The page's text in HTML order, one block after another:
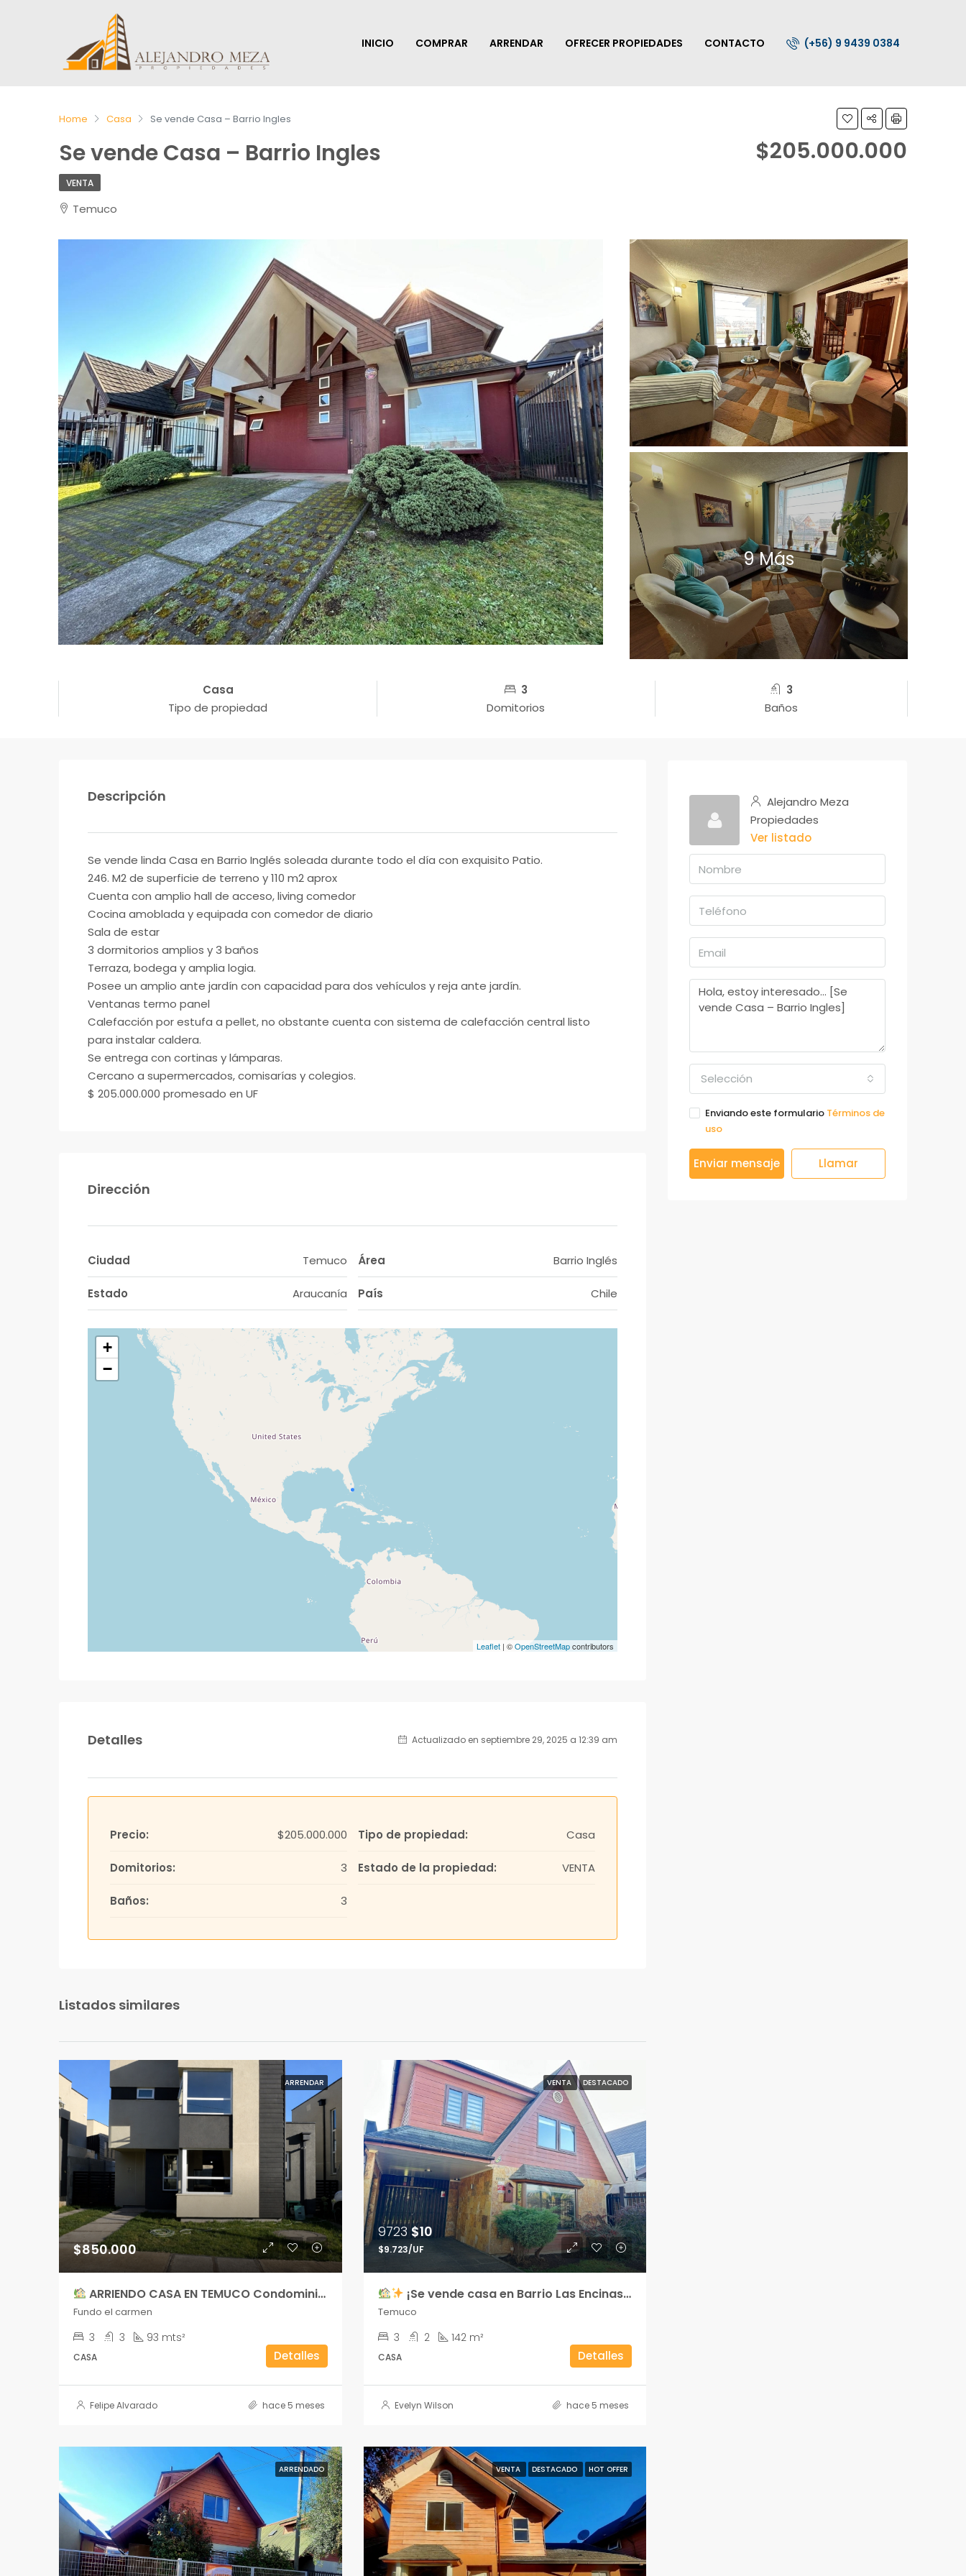
INICIO COMPRAR ARRENDAR OFRECER PROPIEDADES CONTACTO (+56) 9 9439 0384
Home Casa Se vende Casa – Barrio Ingles
Se vende Casa – Barrio Ingles $205.000.000
VENTA
Temuco
9 Más
Casa
Tipo de propiedad
3
Domitorios
3
Baños
Descripción
Se vende linda Casa en Barrio Inglés soleada durante todo el día con exquisito Patio.
246. M2 de superficie de terreno y 110 m2 aprox
Cuenta con amplio hall de acceso, living comedor
Cocina amoblada y equipada con comedor de diario
Sala de estar
3 dormitorios amplios y 3 baños
Terraza, bodega y amplia logia.
Posee un amplio ante jardín con capacidad para dos vehículos y reja ante jardín.
Ventanas termo panel
Calefacción por estufa a pellet, no obstante cuenta con sistema de calefacción central listo
para instalar caldera.
Se entrega con cortinas y lámparas.
Cercano a supermercados, comisarías y colegios.
$ 205.000.000 promesado en UF
Dirección
Ciudad Temuco
Estado Araucanía
Área Barrio Inglés
País Chile
+
−
Leaflet | ©OpenStreetMapcontributors
Detalles Actualizado en septiembre 29, 2025 a 12:39 am
Precio: $205.000.000
Domitorios: 3
Baños: 3
Tipo de propiedad: Casa
Estado de la propiedad: VENTA
Listados similares
ARRENDAR
$850.000
ARRIENDO CASA EN TEMUCO Condominio Terranova – Sector Fundo El Carmen
Fundo el carmen
3 3 93 mts²
CASA Detalles
Felipe Alvarado hace 5 meses
VENTA DESTACADO
9723$10
$9.723/UF
¡Se vende casa en Barrio Las Encinas, Temuco!
Temuco
3 2 142 m²
CASA Detalles
Evelyn Wilson hace 5 meses
ARRENDADO VENTA DESTACADO HOT OFFER
Alejandro Meza
Propiedades
Ver listado
Selección
Enviando este formulario Términos de
uso
Enviar mensaje Llamar